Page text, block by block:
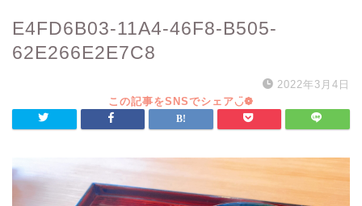
E4FD6B03-11A4-46F8-B505-
62E266E2E7C8
2022年3月4日